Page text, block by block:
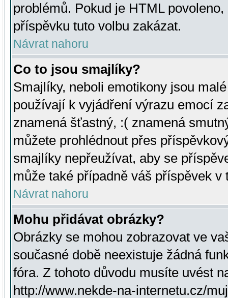
problémů. Pokud je HTML
příspěvku tuto volbu zakázat.
Návrat nahoru
Co to jsou smajlíky?
Smajlíky, neboli emotikony jsou
používají k vyjádření výrazu emocí
znamená šťastný, :( znamená
můžete prohlédnout přes
smajlíky nepřeužívat, aby se
může také případně váš příspěvek v
Návrat nahoru
Mohu přidávat obrázky?
Obrázky se mohou zobrazovat ve
současné době neexistuje žádná
fóra. Z tohoto důvodu musíte uvést
http://www.nekde-na-internetu.cz/